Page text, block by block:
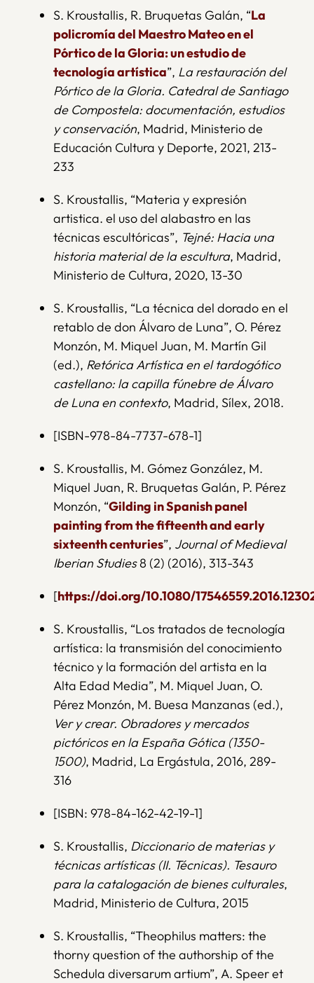
S. Kroustallis, R. Bruquetas Galán, “La
policromía del Maestro Mateo en el
Pórtico de la Gloria: un estudio de
tecnología artística”, La restauración del
Pórtico de la Gloria. Catedral de Santiago
de Compostela: documentación, estudios
y conservación, Madrid, Ministerio de
Educación Cultura y Deporte, 2021, 213-
233
S. Kroustallis, “Materia y expresión
artistica. el uso del alabastro en las
técnicas escultóricas”, Tejné: Hacia una
historia material de la escultura, Madrid,
Ministerio de Cultura, 2020, 13-30
S. Kroustallis, “La técnica del dorado en el
retablo de don Álvaro de Luna”, O. Pérez
Monzón, M. Miquel Juan, M. Martín Gil
(ed.), Retórica Artística en el tardogótico
castellano: la capilla fúnebre de Álvaro
de Luna en contexto, Madrid, Sílex, 2018.
[ISBN-978-84-7737-678-1]
S. Kroustallis, M. Gómez González, M.
Miquel Juan, R. Bruquetas Galán, P. Pérez
Monzón, “Gilding in Spanish panel
painting from the fifteenth and early
sixteenth centuries”, Journal of Medieval
Iberian Studies8 (2) (2016), 313-343
[https://doi.org/10.1080/
S. Kroustallis, “Los tratados de tecnología
artística: la transmisión del conocimiento
técnico y la formación del artista en la
Alta Edad Media”, M. Miquel Juan, O.
Pérez Monzón, M. Buesa Manzanas (ed.),
Ver y crear. Obradores y mercados
pictóricos en la España Gótica (1350-
1500), Madrid, La Ergástula, 2016, 289-
316
[ISBN: 978-84-162-42-19-1]
S. Kroustallis, Diccionario de materias y
técnicas artísticas (II. Técnicas). Tesauro
para la catalogación de bienes culturales,
Madrid, Ministerio de Cultura, 2015
S. Kroustallis, “Theophilus matters: the
thorny question of the authorship of the
Schedula diversarum artium”, A. Speer et